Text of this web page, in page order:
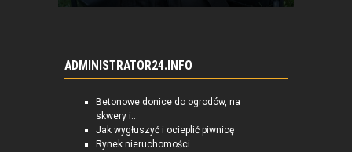
ADMINISTRATOR24.INFO
Betonowe donice do ogrodów, na
skwery i...
Jak wygłuszyć i ocieplić piwnicę
Rynek nieruchomości